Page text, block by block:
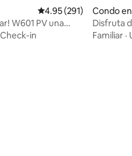
Calificación promedio:
4.95 (291)
W601 PV una
Check-in
Condo
Disfruta
moderno
Familiar ·